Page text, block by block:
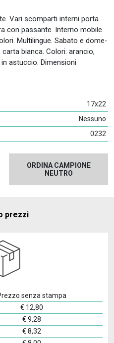
Vari scomparti interni porta
con passante. Interno mobile
Multilingue. Sabato e dome-
bianca. Colori: arancio,
astuccio. Dimensioni
17x22
Nessuno
0232
ORDINA CAMPIONE
NEUTRO
prezzi
senza stampa
€ 12,80
€ 9,28
€ 8,32